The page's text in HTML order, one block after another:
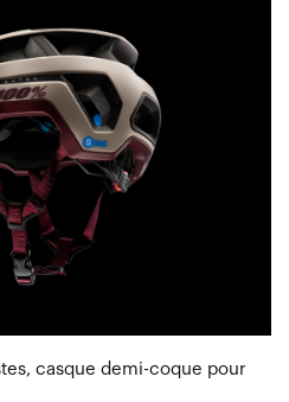
casque demi-coque pour